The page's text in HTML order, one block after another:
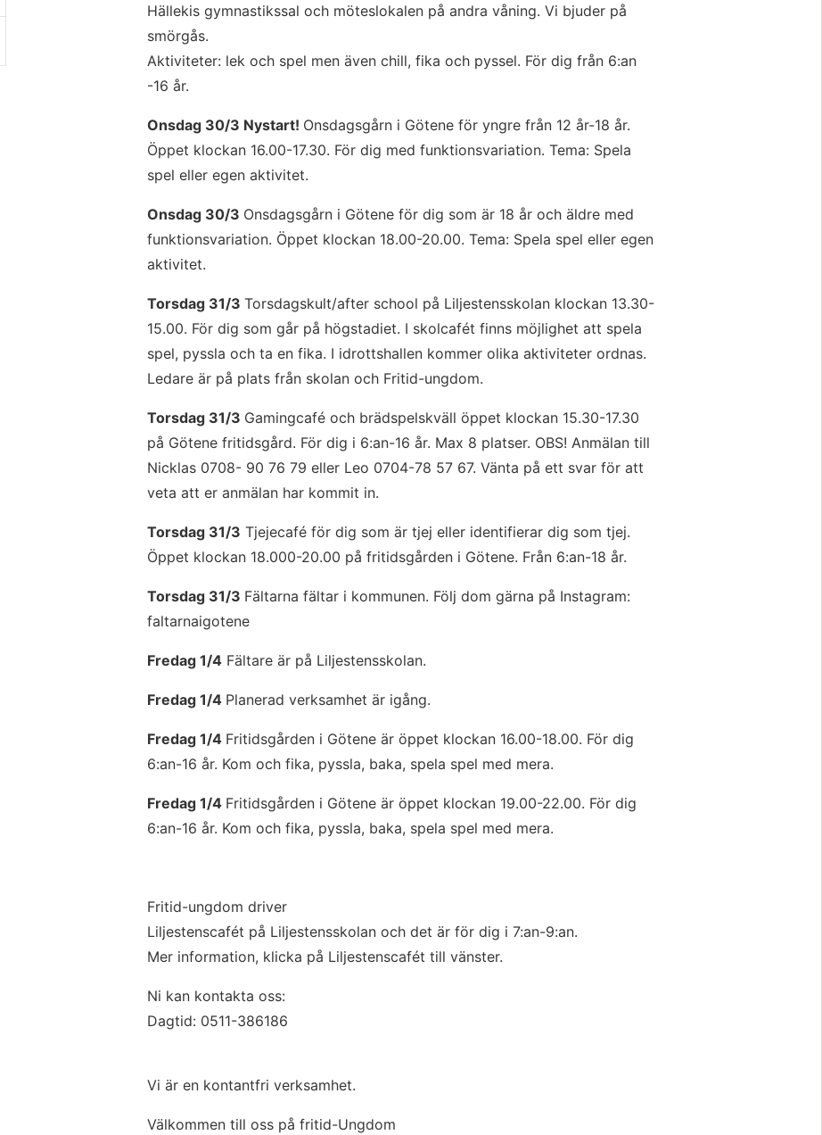
Hällekis gymnastikssal och möteslokalen på andra våning. Vi bjuder på
smörgås.
Aktiviteter: lek och spel men även chill, fika och pyssel. För dig från 6:an
-16 år.
Onsdag 30/3 Nystart! Onsdagsgårn i Götene för yngre från 12 år-18 år.
Öppet klockan 16.00-17.30. För dig med funktionsvariation. Tema: Spela
spel eller egen aktivitet.
Onsdag 30/3 Onsdagsgårn i Götene för dig som är 18 år och äldre med
funktionsvariation. Öppet klockan 18.00-20.00. Tema: Spela spel eller egen
aktivitet.
Torsdag 31/3 Torsdagskult/after school på Liljestensskolan klockan 13.30-
15.00. För dig som går på högstadiet. I skolcafét finns möjlighet att spela
spel, pyssla och ta en fika. I idrottshallen kommer olika aktiviteter ordnas.
Ledare är på plats från skolan och Fritid-ungdom.
Torsdag 31/3 Gamingcafé och brädspelskväll öppet klockan 15.30-17.30
på Götene fritidsgård. För dig i 6:an-16 år. Max 8 platser. OBS! Anmälan till
Nicklas 0708- 90 76 79 eller Leo 0704-78 57 67. Vänta på ett svar för att
veta att er anmälan har kommit in.
Torsdag 31/3 Tjejecafé för dig som är tjej eller identifierar dig som tjej.
Öppet klockan 18.000-20.00 på fritidsgården i Götene. Från 6:an-18 år.
Torsdag 31/3 Fältarna fältar i kommunen. Följ dom gärna på Instagram:
faltarnaigotene
Fredag 1/4 Fältare är på Liljestensskolan.
Fredag 1/4 Planerad verksamhet är igång.
Fredag 1/4 Fritidsgården i Götene är öppet klockan 16.00-18.00. För dig
6:an-16 år. Kom och fika, pyssla, baka, spela spel med mera.
Fredag 1/4 Fritidsgården i Götene är öppet klockan 19.00-22.00. För dig
6:an-16 år. Kom och fika, pyssla, baka, spela spel med mera.
Fritid-ungdom driver
Liljestenscafét på Liljestensskolan och det är för dig i 7:an-9:an.
Mer information, klicka på Liljestenscafét till vänster.
Ni kan kontakta oss:
Dagtid: 0511-386186
Vi är en kontantfri verksamhet.
Välkommen till oss på fritid-Ungdom